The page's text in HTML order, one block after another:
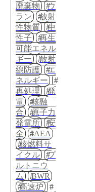
廃棄物
ウ
ラン
放射
性物質
中
性子
再生
可能エネル
ギー
放射
線防護
エ
ネルギー
再処理
発
電
核融
合
原子力
発電所
安
全
IAEA
核燃料サ
イクル
プ
ルトニウ
ム
BWR
高速炉